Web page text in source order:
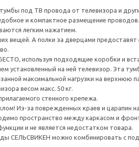
под ТВ провода от телевизора и
и компактное размещение проводов.
легким нажатием.
вещей. А полки за дверцами
используя подходящие коробки и
установленный на ней телевизор. Эта
максимальной нагрузки на верхнюю
весом макс. 50 кг.
стенного крепежа.
Из-за поврежденных краев и царапин
пространство между каркасом и
и не является недостатком товара.
СЕЛЬСВИКЕН можно комбинировать с